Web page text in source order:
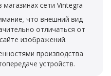
сети Vintegra
что внешний вид
отличаться от
изображений.
производства
устройств.